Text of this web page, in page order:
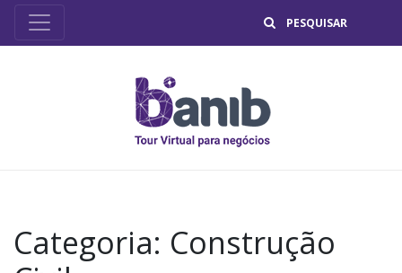
Categoria: Construção